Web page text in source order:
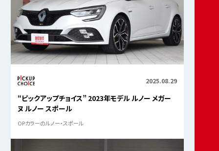
2025.08.29
“ピックアップチョイス” 2023年モデル ルノー メガー
ヌ ルノー スポール
OPカラーのルノー・スポール